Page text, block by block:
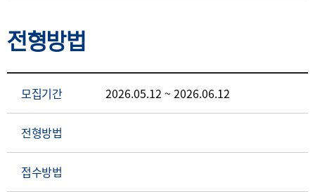
전형방법
모집기간 2026.05.12 ~ 2026.06.12
전형방법
접수방법